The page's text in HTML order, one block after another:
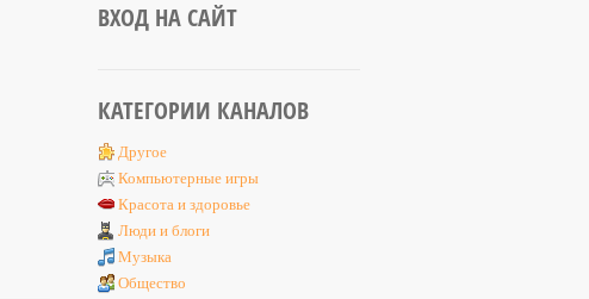
ВХОД НА САЙТ
КАТЕГОРИИ КАНАЛОВ
Другое
Компьютерные игры
Красота и здоровье
Люди и блоги
Музыка
Общество